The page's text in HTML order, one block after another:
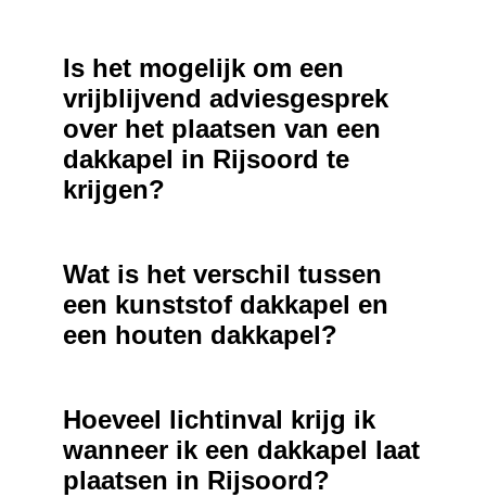
Is het mogelijk om een
vrijblijvend adviesgesprek
over het plaatsen van een
dakkapel in Rijsoord te
krijgen?
Wat is het verschil tussen
een kunststof dakkapel en
een houten dakkapel?
Hoeveel lichtinval krijg ik
wanneer ik een dakkapel laat
plaatsen in Rijsoord?